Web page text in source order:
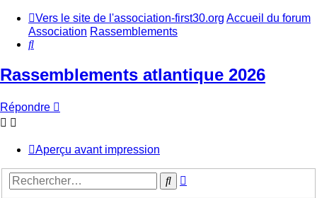
Vers le site de l'association-first30.org Accueil du forum
Association Rassemblements
Rechercher
Rassemblements atlantique 2026
Répondre
Aperçu avant impression
Rechercher